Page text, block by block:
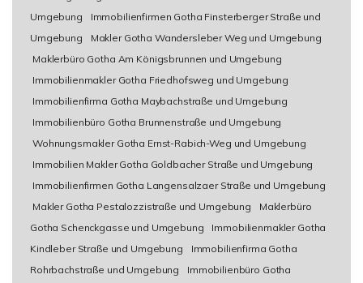
Umgebung
Immobilienfirmen Gotha Finsterberger Straße und
Umgebung
Makler Gotha Wandersleber Weg und Umgebung
Maklerbüro Gotha Am Königsbrunnen und Umgebung
Immobilienmakler Gotha Friedhofsweg und Umgebung
Immobilienfirma Gotha Maybachstraße und Umgebung
Immobilienbüro Gotha Brunnenstraße und Umgebung
Wohnungsmakler Gotha Ernst-Rabich-Weg und Umgebung
Immobilien Makler Gotha Goldbacher Straße und Umgebung
Immobilienfirmen Gotha Langensalzaer Straße und Umgebung
Makler Gotha Pestalozzistraße und Umgebung
Maklerbüro
Gotha Schenckgasse und Umgebung
Immobilienmakler Gotha
Kindleber Straße und Umgebung
Immobilienfirma Gotha
Rohrbachstraße und Umgebung
Immobilienbüro Gotha